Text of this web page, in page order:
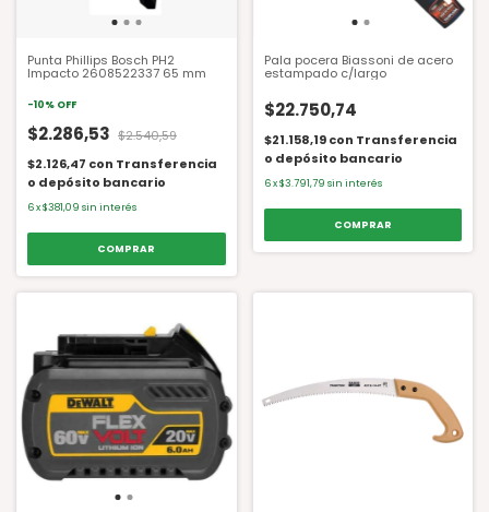
Punta Phillips Bosch PH2
Impacto 2608522337 65 mm
-10% OFF
$2.286,53 $2.540,59
$2.126,47 con Transferencia
o depósito bancario
6x$381,09 sin interés
Pala pocera Biassoni de acero
estampado c/largo
$22.750,74
$21.158,19con Transferencia
o depósito bancario
6 x$3.791,79 sin interés